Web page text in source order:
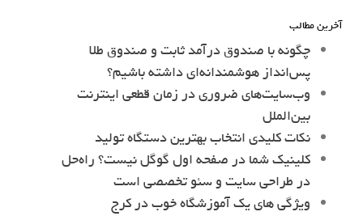
آخرین مطالب
چگونه با صندوق درآمد ثابت و صندوق طلا
پس‌انداز هوشمندانه‌ای داشته باشیم؟
وب‌سایت‌های ضروری در زمان قطعی اینترنت
بین‌الملل
نکات کلیدی انتخاب بهترین دستگاه تولید
کلینیک شما در صفحه اول گوگل نیست؟ راه‌حل
در طراحی سایت و سئو تخصصی است
ویژگی های یک آموزشگاه خوب در کرج